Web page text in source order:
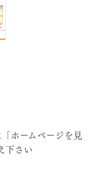
ホームページを見
下さい